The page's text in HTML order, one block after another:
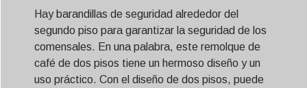
Hay barandillas de seguridad alrededor del
segundo piso para garantizar la seguridad de los
comensales. En una palabra, este remolque de
café de dos pisos tiene un hermoso diseño y un
uso práctico. Con el diseño de dos pisos, puede